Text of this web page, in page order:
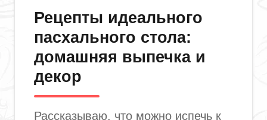
Рецепты идеального
пасхального стола:
домашняя выпечка и
декор
Рассказываю, что можно испечь к